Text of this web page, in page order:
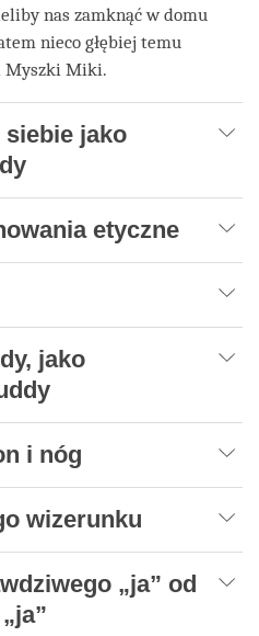
nas zamknąć w domu
nieco głębiej temu
Myszki Miki.
siebie jako
etyczne
jako
i nóg
wizerunku
„ja” od